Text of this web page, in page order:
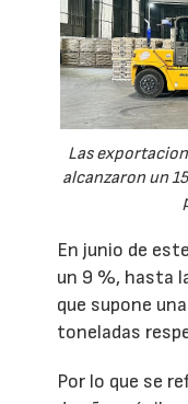
Las
alcanzaron un
En junio de
un 9 %, hasta
que supone
toneladas
Por lo que se